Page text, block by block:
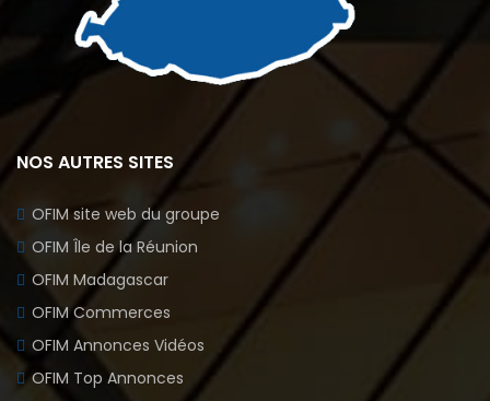
NOS AUTRES SITES
OFIM site web du groupe
OFIM Île de la Réunion
OFIM Madagascar
OFIM Commerces
OFIM Annonces Vidéos
OFIM Top Annonces